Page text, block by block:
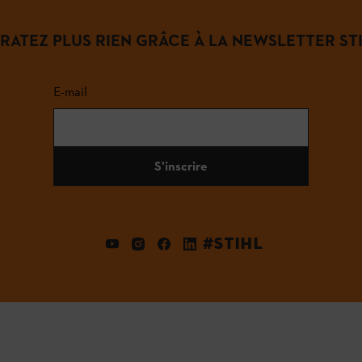
PLUS RIEN GRÂCE À LA NEWSLETTER
E-mail
S'inscrire
#STIHL